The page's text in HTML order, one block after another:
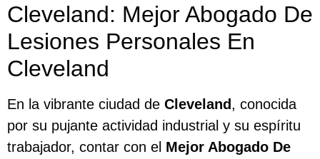
Cleveland: Mejor Abogado De
Lesiones Personales En
Cleveland
En la vibrante ciudad de Cleveland, conocida
por su pujante actividad industrial y su espíritu
trabajador, contar con el Mejor Abogado De